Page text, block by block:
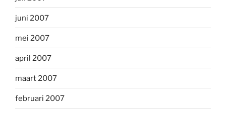
juni 2007
mei 2007
april 2007
maart 2007
februari 2007